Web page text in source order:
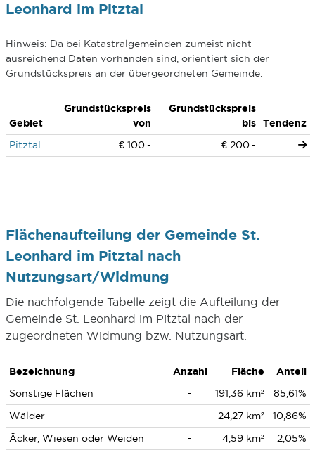
Leonhard im Pitztal
Hinweis: Da bei Katastralgemeinden zumeist nicht
ausreichend Daten vorhanden sind, orientiert sich der
Grundstückspreis an der übergeordneten Gemeinde.
Gebiet
Grundstückspreis
von
Grundstückspreis
bis
Tendenz
Pitztal
€ 100.- € 200.-
Flächenaufteilung der Gemeinde St.
Leonhard im Pitztal nach
Nutzungsart/Widmung
Die nachfolgende Tabelle zeigt die Aufteilung der
Gemeinde St. Leonhard im Pitztal nach der
zugeordneten Widmung bzw. Nutzungsart.
Bezeichnung Anzahl Fläche
Anteil
Sonstige Flächen
- 191,36 km²
85,61%
Wälder
- 24,27 km²
10,86%
Äcker, Wiesen oder Weiden
- 4,59 km² 2,05%